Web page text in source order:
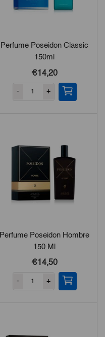
Perfume Poseidon Classic
150ml
€14,20
- +
Perfume Poseidon Hombre
150 Ml
€14,50
- +